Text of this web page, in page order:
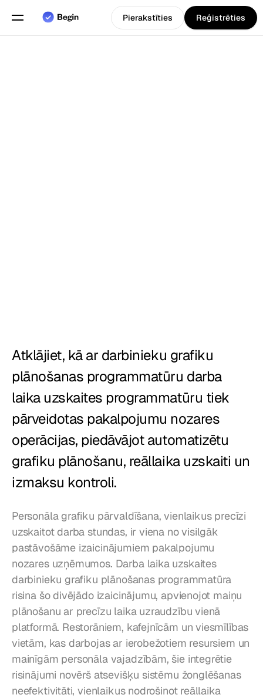
Ēdināšana
Cenas
Pierakstīties Reģistrēties
Atklājiet, kā ar darbinieku grafiku
plānošanas programmatūru darba
laika uzskaites programmatūru tiek
pārveidotas pakalpojumu nozares
operācijas, piedāvājot automatizētu
grafiku plānošanu, reāllaika uzskaiti un
izmaksu kontroli.
Personāla grafiku pārvaldīšana, vienlaikus precīzi
uzskaitot darba stundas, ir viena no visilgāk
pastāvošāme izaicinājumiem pakalpojumu
nozares uzņēmumos. Darba laika uzskaites
darbinieku grafiku plānošanas programmatūra
risina šo divējādo izaicinājumu, apvienojot maiņu
plānošanu ar precīzu laika uzraudzību vienā
platformā. Restorāniem, kafejnīcām un viesmīlības
vietām, kas darbojas ar ierobežotiem resursiem un
mainīgām personāla vajadzībām, šie integrētie
risinājumi novērš atsevišķu sistēmu žonglēšanas
neefektivitāti, vienlaikus nodrošinot reāllaika